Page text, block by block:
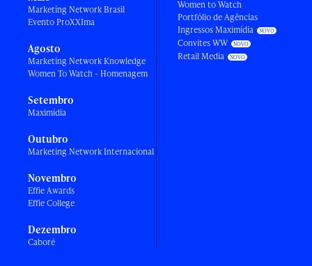
Marketing Network Brasil
Evento ProXXIma
Agosto
Marketing Network Knowledge
Women To Watch - Homenagem
Setembro
Maximídia
Outubro
Marketing Network Internacional
Novembro
Effie Awards
Effie College
Dezembro
Caboré
Women to Watch
Portfólio de Agências
Ingressos Maximídia
Convites WW
Retail Media